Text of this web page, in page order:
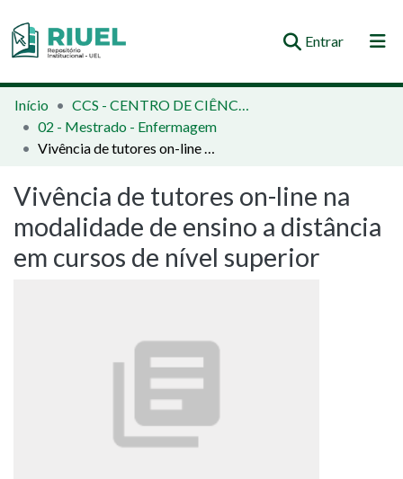
Entrar(current)
Orientações e Normas
Comunidades e Coleções
Estatísticas
Início
CCS - CENTRO DE CIÊNCIAS DA SAÚDE
02 - Mestrado - Enfermagem
Vivência de tutores on-line na modalidade de ensino a distância em cursos de nível superior
Vivência de tutores on-line na
modalidade de ensino a distância
em cursos de nível superior